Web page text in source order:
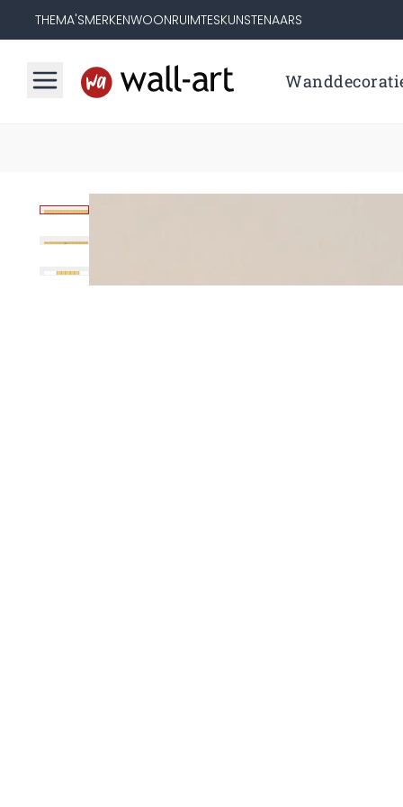
THEMA'SMERKENWOONRUIMTESKUNSTENAARS